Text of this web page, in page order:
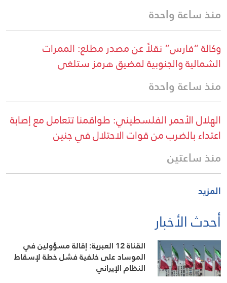
منذ ساعة واحدة
وكالة “فارس” نقلاً عن مصدر مطلع: الممرات
الشمالية والجنوبية لمضيق هرمز ستلغى
منذ ساعة واحدة
الهلال الأحمر الفلسطيني: طواقمنا تتعامل مع إصابة
اعتداء بالضرب من قوات الاحتلال في جنين
منذ ساعتين
المزيد
أحدث الأخبار
القناة 12 العبرية: إقالة مسؤولين في
الموساد على خلفية فشل خطة لإسقاط
النظام الإيراني